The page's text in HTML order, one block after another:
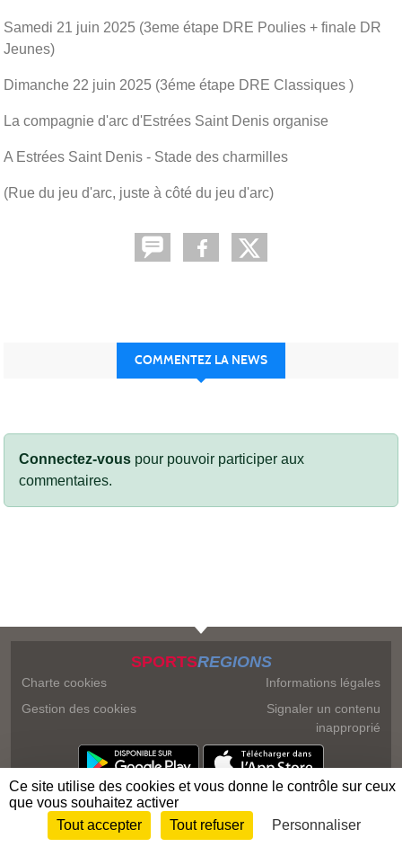
Samedi 21 juin 2025 (3eme étape DRE Poulies + finale DR
Jeunes)
Dimanche 22 juin 2025 (3éme étape DRE Classiques )
La compagnie d'arc d'Estrées Saint Denis organise
A Estrées Saint Denis - Stade des charmilles
(Rue du jeu d'arc, juste à côté du jeu d'arc)
COMMENTEZ LA NEWS
Connectez-vous pour pouvoir participer aux
commentaires.
SPORTSREGIONS
Charte cookies
Gestion des cookies
Informations légales
Signaler un contenu
inapproprié
Envie de participer ? Connexion
Ce site utilise des cookies et vous donne le contrôle sur ceux
que vous souhaitez activer
Tout accepter
Tout refuser Personnaliser